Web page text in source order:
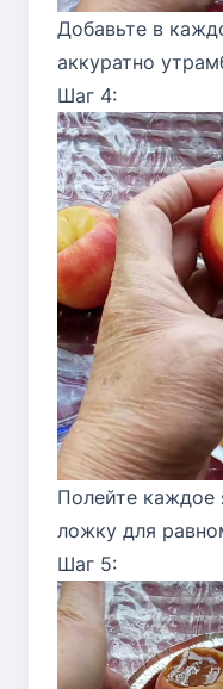
Добавьте в
аккуратно
Шаг 4:
Полейте каждое
ложку для
Шаг 5: